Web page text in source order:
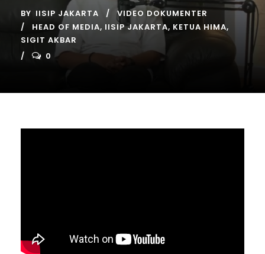
BY IISIP JAKARTA
VIDEO DOKUMENTER
HEAD OF MEDIA, IISIP JAKARTA, KETUA HIMA,
SIGIT AKBAR
0